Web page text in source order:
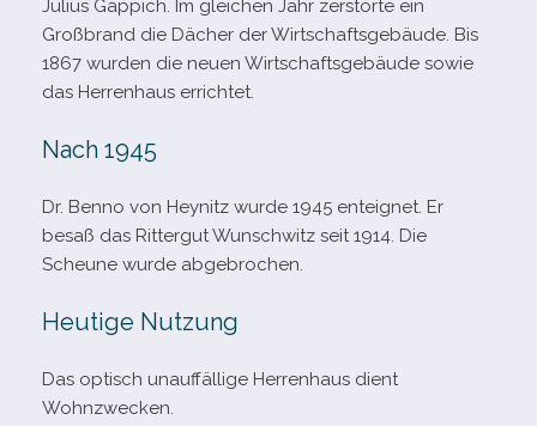
Julius Gappich. Im glei­chen Jahr zer­störte ein
Großbrand die Dächer der Wirtschaftsgebäude. Bis
1867 wur­den die neuen Wirtschaftsgebäude sowie
das Herrenhaus errichtet.
Nach 1945
Dr. Benno von Heynitz wurde 1945 ent­eig­net. Er
besaß das Rittergut Wunschwitz seit 1914. Die
Scheune wurde abgebrochen.
Heutige Nutzung
Das optisch unauf­fäl­lige Herrenhaus dient
Wohnzwecken.